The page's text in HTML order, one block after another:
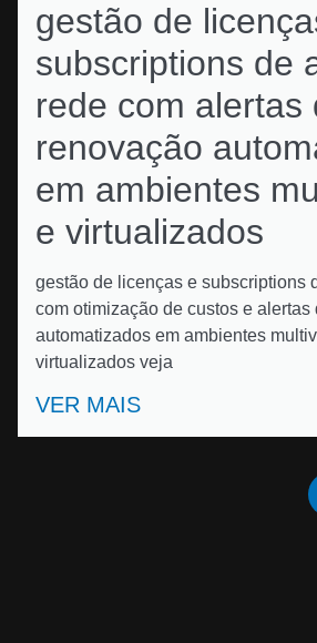
gestão de
subscriptions de
rede com alertas
renovação
em ambientes
e virtualizados
gestão de licenças e subscriptions
com otimização de custos e alertas
automatizados em ambientes
virtualizados veja
VER MAIS